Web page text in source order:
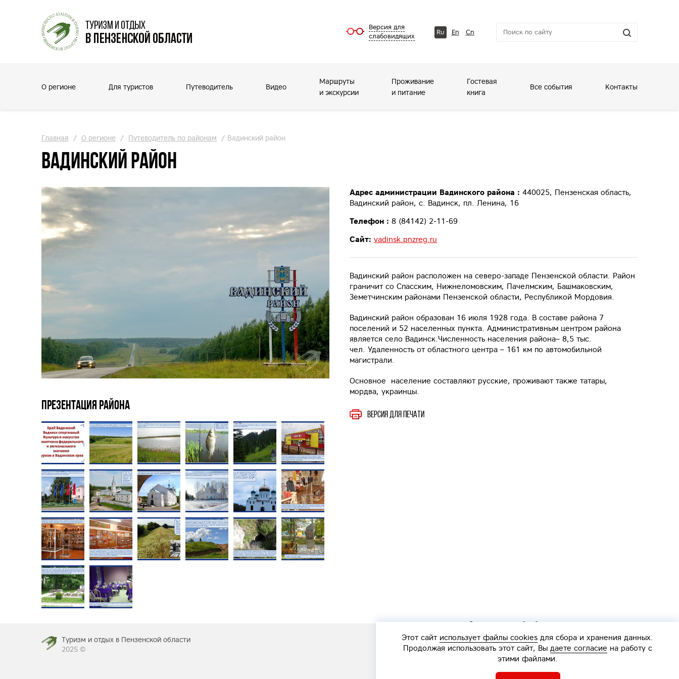
Версия для
слабовидящих
Ru En Cn
О регионе Для туристов Путеводитель Видео
Маршруты
и экскурсии
Проживание
и питание
Гостевая
книга
Все события Контакты
Главная / О регионе / Путеводитель по районам / Вадинский район
Вадинский район
Презентация района
Адрес администрации Вадинского района : 440025, Пензенская область,
Вадинский район, с. Вадинск, пл. Ленина, 16
Телефон : 8 (84142) 2-11-69
Сайт: vadinsk.pnzreg.ru
Вадинский район расположен на северо-западе Пензенской области. Район
граничит со Спасским, Нижнеломовским, Пачелмским, Башмаковским,
Земетчинским районами Пензенской области, Республикой Мордовия.
Вадинский район образован 16 июля 1928 года. В составе района 7
поселений и 52 населенных пункта. Административным центром района
является село Вадинск.Численность населения района– 8,5 тыс.
чел. Удаленность от областного центра – 161 км по автомобильной
магистрали.
Основное население составляют русские, проживают также татары,
мордва, украинцы.
Версия для печати
Туризм и отдых в Пензенской области
2025 ©
Интерактивная
карта
Согласие на обработку персональных данных
Политика обработки персональных данных
Этот сайт использует файлы cookies для сбора и хранения данных.
Продолжая использовать этот сайт, Вы даете согласие на работу с
этими файлами.